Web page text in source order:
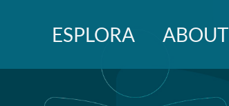
ESPLORA ABOUT